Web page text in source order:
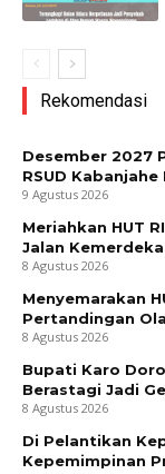
Rekomendasi
Desember 2027
RSUD
9 Agustus 2026
Meriahkan HUT
Jalan
8 Agustus 2026
Menyemarakan
Pertandingan
8 Agustus 2026
Bupati Karo
Berastagi Jadi
8 Agustus 2026
Di Pelantikan
Kepemimpinan